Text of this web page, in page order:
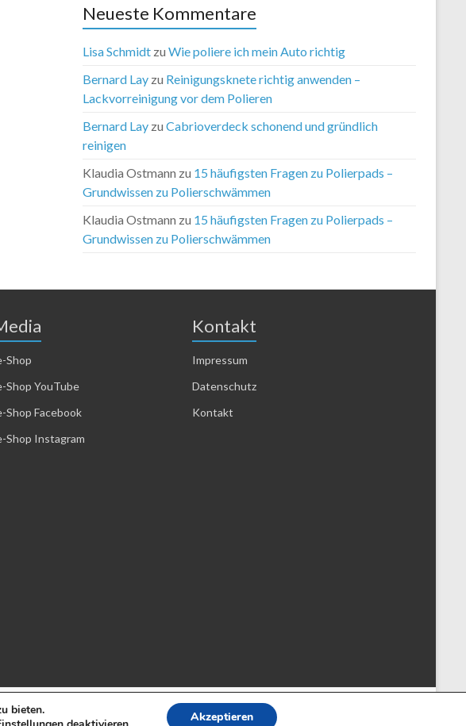
Neueste Kommentare
Lisa Schmidt zu Wie poliere ich mein Auto richtig
Bernard Lay zu Reinigungsknete richtig anwenden –
Lackvorreinigung vor dem Polieren
Bernard Lay zu Cabrioverdeck schonend und gründlich
reinigen
Klaudia Ostmann zu 15 häufigsten Fragen zu Polierpads –
Grundwissen zu Polierschwämmen
Klaudia Ostmann zu 15 häufigsten Fragen zu Polierpads –
Grundwissen zu Polierschwämmen
Shop
YouTube
Facebook
Instagram
Kontakt
Impressum
Datenschutz
Kontakt
bieten.
Akzeptieren